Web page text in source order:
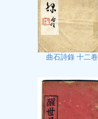
曲石詩錄 十二卷